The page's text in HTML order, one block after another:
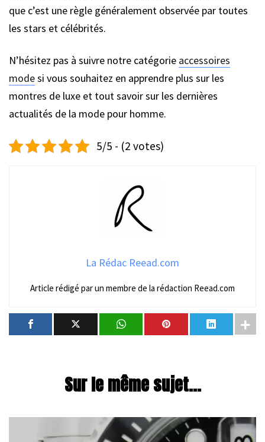
que c’est une règle généralement observée par toutes
les stars et célébrités.
N’hésitez pas à suivre notre catégorie accessoires
modesi vous souhaitez en apprendre plus sur les
montres de luxe et tout savoir sur les dernières
actualités de la mode pour homme.
5/5 - (2 votes)
La Rédac Reead.com
Article rédigé par un membre de la rédaction Reead.com
Sur le même sujet...